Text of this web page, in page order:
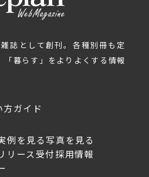
誌として創刊。各種別冊も定
「暮らす」をよりよくする情報
方ガイド
例を見る写真を見る
リース受付採用情報